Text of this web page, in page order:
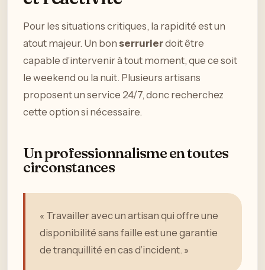
Pour les situations critiques, la rapidité est un
atout majeur. Un bon serrurierdoit être
capable d’intervenir à tout moment, que ce soit
le weekend ou la nuit. Plusieurs artisans
proposent un service 24/7, donc recherchez
cette option si nécessaire.
Un professionnalisme en toutes
circonstances
« Travailler avec un artisan qui offre une
disponibilité sans faille est une garantie
de tranquillité en cas d’incident. »